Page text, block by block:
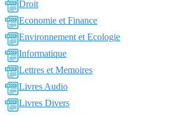
Droit
Economie et Finance
Environnement et Ecologie
Informatique
Lettres et Memoires
Livres Audio
Livres Divers